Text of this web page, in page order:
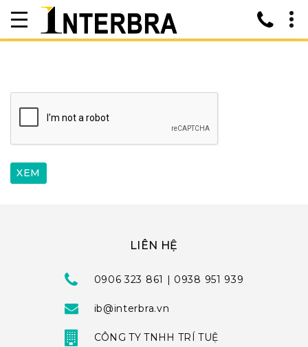
LIÊN HỆ
0906 323 861 | 0938 951 939
ib@interbra.vn
CÔNG TY TNHH TRÍ TUỆ